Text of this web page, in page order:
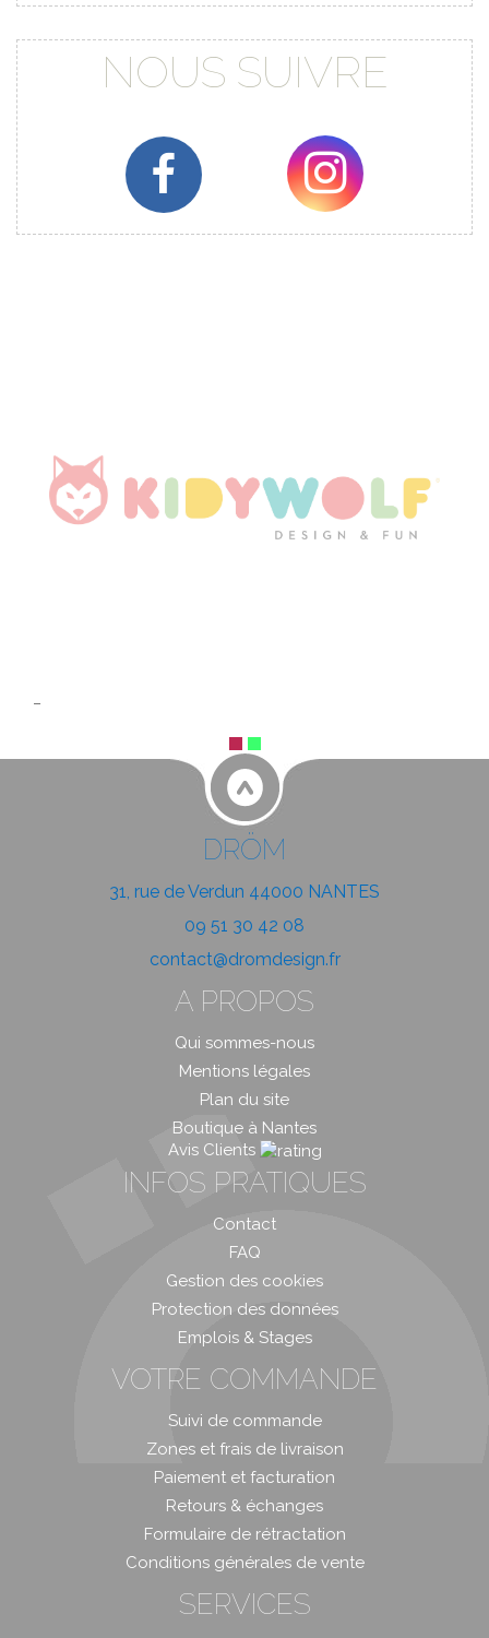
NOUS SUIVRE
DRÖM
31, rue de Verdun 44000 NANTES
09 51 30 42 08
contact@dromdesign.fr
A PROPOS
Qui sommes-nous
Mentions légales
Plan du site
Boutique à Nantes
Avis Clients
INFOS PRATIQUES
Contact
FAQ
Gestion des cookies
Protection des données
Emplois & Stages
VOTRE COMMANDE
Suivi de commande
Zones et frais de livraison
Paiement et facturation
Retours & échanges
Formulaire de rétractation
Conditions générales de vente
SERVICES